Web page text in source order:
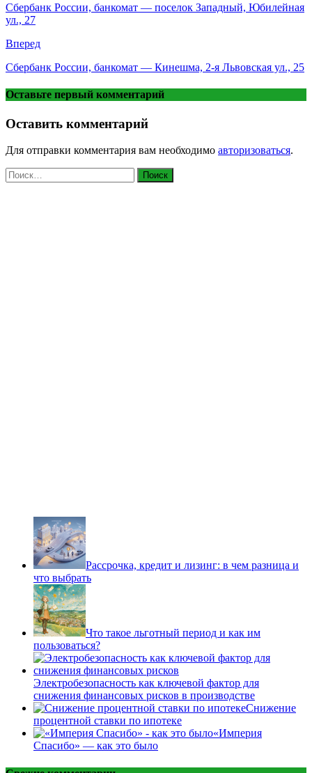
Сбербанк России, банкомат — поселок Западный, Юбилейная
ул., 27
Вперед
Сбербанк России, банкомат — Кинешма, 2-я Львовская ул., 25
Оставьте первый комментарий
Оставить комментарий
Для отправки комментария вам необходимо авторизоваться.
Найти:
Рассрочка, кредит и лизинг: в чем разница и
что выбрать
Что такое льготный период и как им
пользоваться?
Электробезопасность как ключевой фактор для
снижения финансовых рисков в производстве
Снижение
процентной ставки по ипотеке
«Империя
Спасибо» — как это было